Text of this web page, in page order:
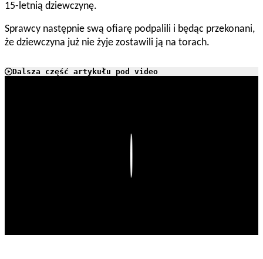
15-letnią dziewczynę.
Sprawcy następnie swą ofiarę podpalili i będąc przekonani,
że dziewczyna już nie żyje zostawili ją na torach.
Dalsza część artykułu pod video